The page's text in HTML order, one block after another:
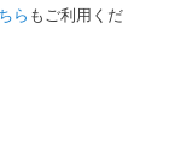
ら もご利用くだ